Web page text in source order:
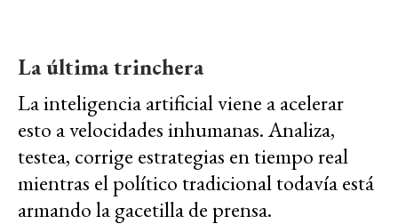
La última trinchera
La inteligencia artificial viene a acelerar
esto a velocidades inhumanas. Analiza,
testea, corrige estrategias en tiempo real
mientras el político tradicional todavía está
armando la gacetilla de prensa.